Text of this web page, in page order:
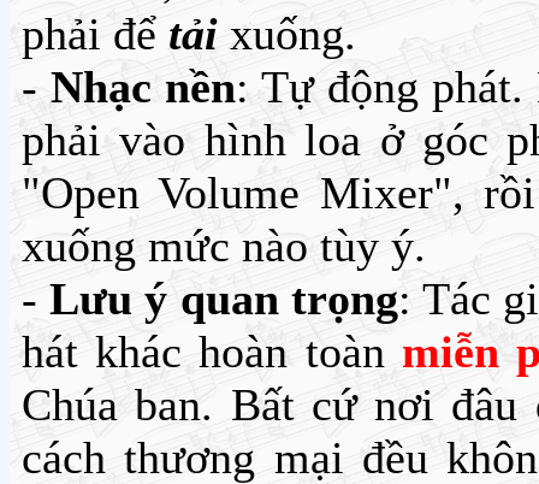
phải để tải xuống.
- Nhạc nền: Tự động
phải vào hình loa ở góc
"Open Volume Mixer",
xuống mức nào tùy ý.
-Lưu ý quan trọng: Tác
hát khác hoàn toàn miễn
Chúa ban. Bất cứ nơi
cách thương mại đều